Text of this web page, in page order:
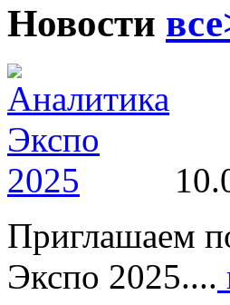
Новости
Приглашаем
Экспо 2025....